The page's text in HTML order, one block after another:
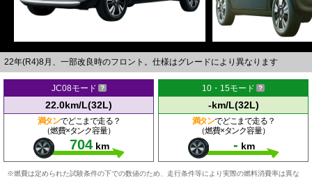
22年(R4)8月、一部改良時のフロント。仕様はグレードにより異なります
JC08モード
22.0km/L(32L)
満タンでどこまで走る？
（燃費×タンク容量）
704 km
10・15モード
-km/L(32L)
満タンでどこまで走る？
（燃費×タンク容量）
- km
※燃費は定められた試験条件の下での数値のため、走行条件等により実際の燃料消費率は異な